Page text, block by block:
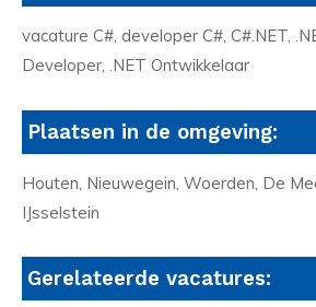
vacature C#, developer C#, C#.NET,
Developer, .NET Ontwikkelaar
Plaatsen in de omgeving:
Houten, Nieuwegein, Woerden, De
IJsselstein
Gerelateerde vacatures: